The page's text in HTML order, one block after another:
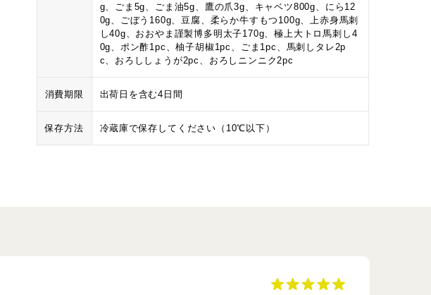
g、ごま5g、ごま油5g、鷹の爪3g、キャベツ800g、にら12
0g、ごぼう160g、豆腐、柔らか牛すもつ100g、上赤身馬刺
し40g、おおやま謹製博多明太子170g、極上大トロ馬刺し4
0g、ポン酢1pc、柚子胡椒1pc、ごま1pc、馬刺しタレ2p
c、おろししょうが2pc、おろしニンニク2pc
消費期限 出荷日を含む4日間
保存方法 冷蔵庫で保存してください（10℃以下）